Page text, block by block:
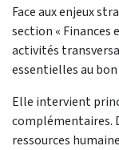
Face aux enjeux
section « Finances
activités
essentielles au
Elle intervient
complémentaires.
ressources